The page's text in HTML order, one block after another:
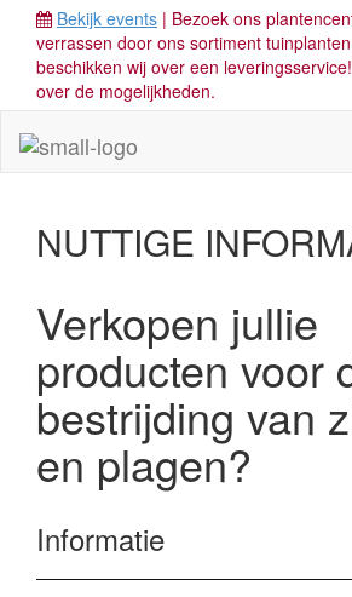
Bekijk events | Bezoek ons
verrassen door ons sortiment
beschikken wij over een
over de mogelijkheden.
NUTTIGE
Verkopen jullie
producten voor
bestrijding van
en plagen?
Informatie